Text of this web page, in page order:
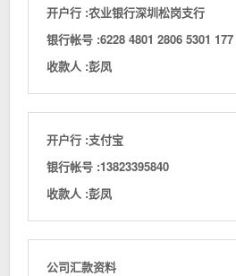
关于我们
开户行 :农业银行深圳松岗支行
银行帐号 :6228 4801 2806 5301 177
收款人 :彭凤
开户行 :支付宝
银行帐号 :13823395840
收款人 :彭凤
公司汇款资料